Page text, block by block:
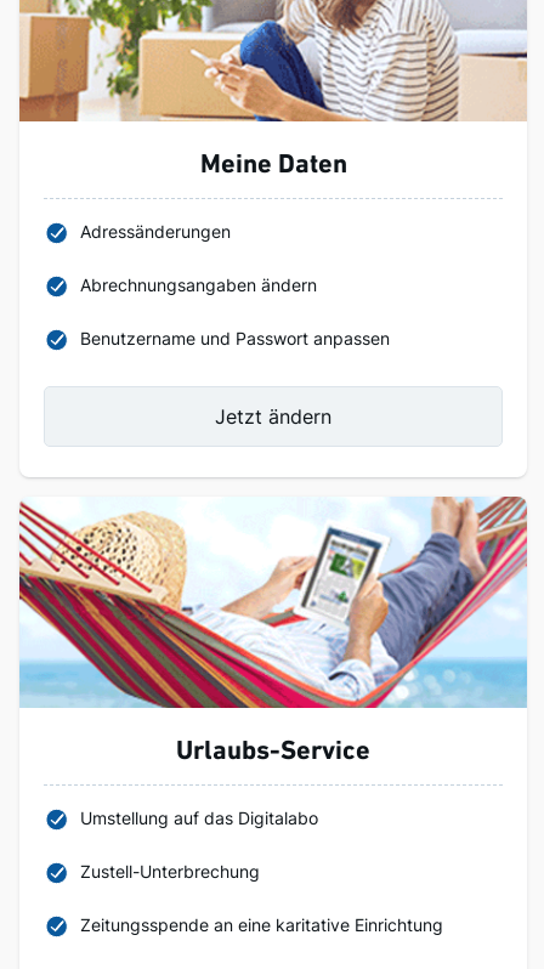
Meine Daten
Adressänderungen
Abrechnungsangaben ändern
Benutzername und Passwort anpassen
Jetzt ändern
Urlaubs-Service
Umstellung auf das Digitalabo
Zustell-Unterbrechung
Zeitungsspende an eine karitative Einrichtung